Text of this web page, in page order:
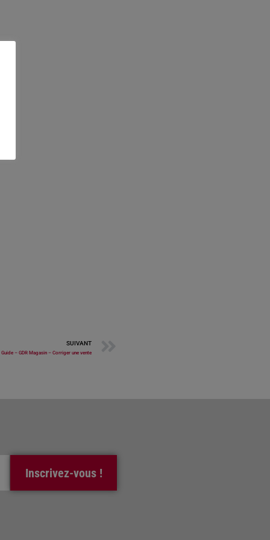
SUIVANT
Guide – GDR Magasin – Corriger une vente
Inscrivez-vous !